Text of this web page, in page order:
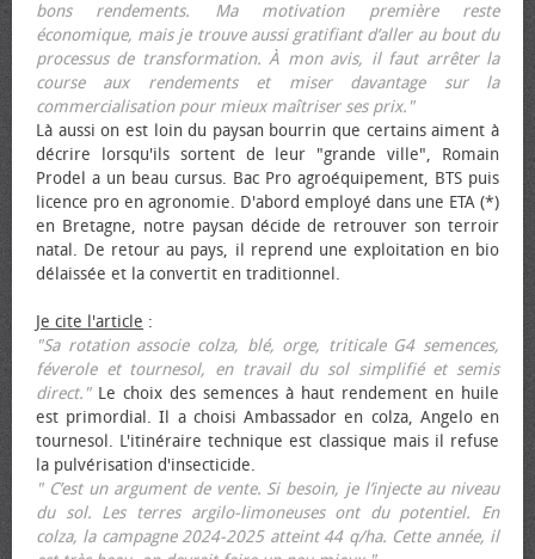
bons rendements. Ma motivation première reste
économique, mais je trouve aussi gratifiant d’aller au bout du
processus de transformation. À mon avis, il faut arrêter la
course aux rendements et miser davantage sur la
commercialisation pour mieux maîtriser ses prix."
Là aussi on est loin du paysan bourrin que certains aiment à
décrire lorsqu'ils sortent de leur "grande ville", Romain
Prodel a un beau cursus. Bac Pro agroéquipement, BTS puis
licence pro en agronomie. D'abord employé dans une ETA (*)
en Bretagne, notre paysan décide de retrouver son terroir
natal. De retour au pays, il reprend une exploitation en bio
délaissée et la convertit en traditionnel.
Je cite l'article :
"Sa rotation associe colza, blé, orge, triticale G4 semences,
féverole et tournesol, en travail du sol simplifié et semis
direct."Le choix des semences à haut rendement en huile
est primordial. Il a choisi Ambassador en colza, Angelo en
tournesol. L'itinéraire technique est classique mais il refuse
la pulvérisation d'insecticide.
" C’est un argument de vente. Si besoin, je l’injecte au niveau
du sol. Les terres argilo-limoneuses ont du potentiel. En
colza, la campagne 2024-2025 atteint 44 q/ha. Cette année, il